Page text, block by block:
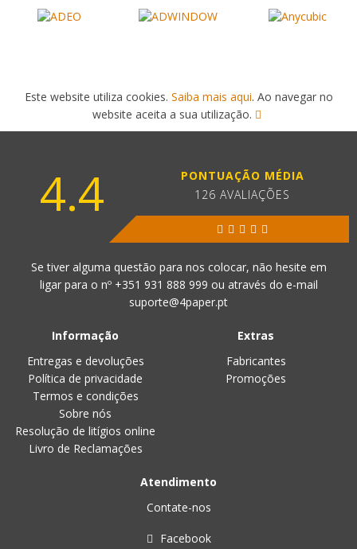
Este website utiliza cookies. Saiba mais aqui. Ao navegar no
website aceita a sua utilização.
4.4
PONTUAÇÃO MÉDIA
126 AVALIAÇÕES
Se tiver alguma questão para nos colocar, não hesite em
ligar para o nº +351 931 888 999 ou através do e-mail
suporte@4paper.pt
Informação
Entregas e devoluções
Política de privacidade
Termos e condições
Sobre nós
Resolução de litígios online
Livro de Reclamações
Extras
Fabricantes
Promoções
Atendimento
Contate-nos
Facebook